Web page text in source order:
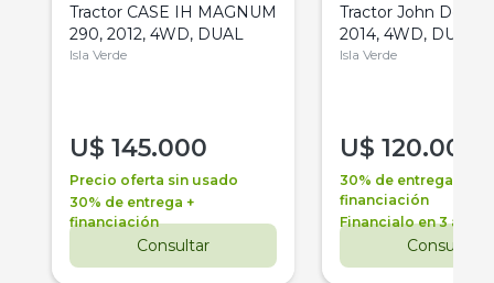
Tractor CASE IH MAGNUM
290, 2012, 4WD, DUAL
Isla Verde
U$ 145.000
Precio oferta sin usado
30% de entrega +
financiación
Consultar
Tractor John Deere
2014, 4WD, DUAL
Isla Verde
U$ 120.000
30% de entrega +
financiación
Financialo en 3 años
Consultar